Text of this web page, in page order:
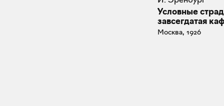
Условные
завсегдатая
Москва, 1926